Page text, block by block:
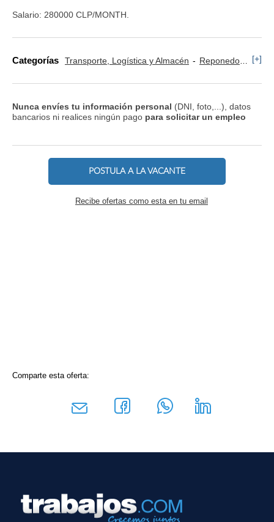
Salario: 280000 CLP/MONTH.
Categorías Transporte, Logística y Almacén Reponedor y Cajero [+]
Nunca envíes tu información personal (DNI, foto,...), datos
bancarios ni realices ningún pago para solicitar un empleo
POSTULA A LA VACANTE
Recibe ofertas como esta en tu email
Comparte esta oferta: